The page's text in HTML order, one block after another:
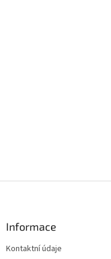
Informace
Kontaktní údaje